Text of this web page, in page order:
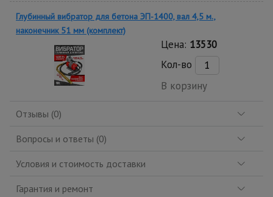
Глубинный вибратор для бетона ЭП-1400, вал 4,5 м.,
наконечник 51 мм (комплект)
Цена: 13530
Кол-во
В корзину
Отзывы (0)
Вопросы и ответы (0)
Условия и стоимость доставки
Гарантия и ремонт